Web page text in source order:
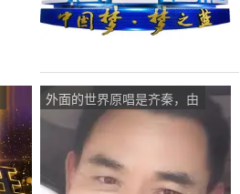
外面的世界原唱是齐秦，由
军哥哥翻唱(播放:23)